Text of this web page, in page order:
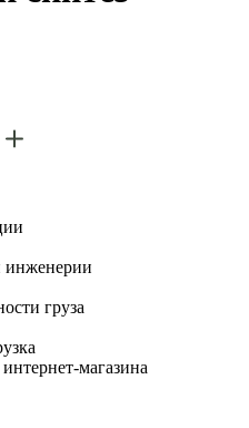
инженерии
груза
магазина